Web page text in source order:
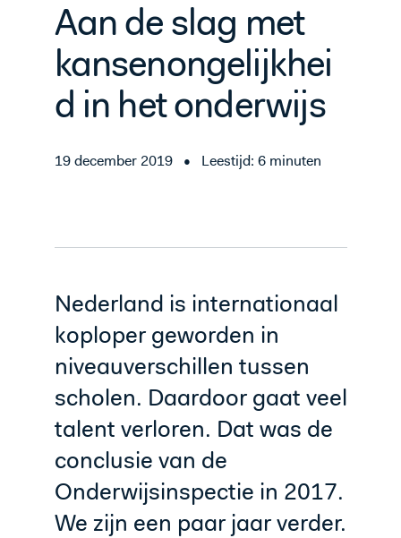
Aan de slag met
kansenongelijkhei
d in het onderwijs
19 december 2019 • Leestijd: 6 minuten
Nederland is internationaal
koploper geworden in
niveauverschillen tussen
scholen. Daardoor gaat veel
talent verloren. Dat was de
conclusie van de
Onderwijsinspectie in 2017.
We zijn een paar jaar verder.